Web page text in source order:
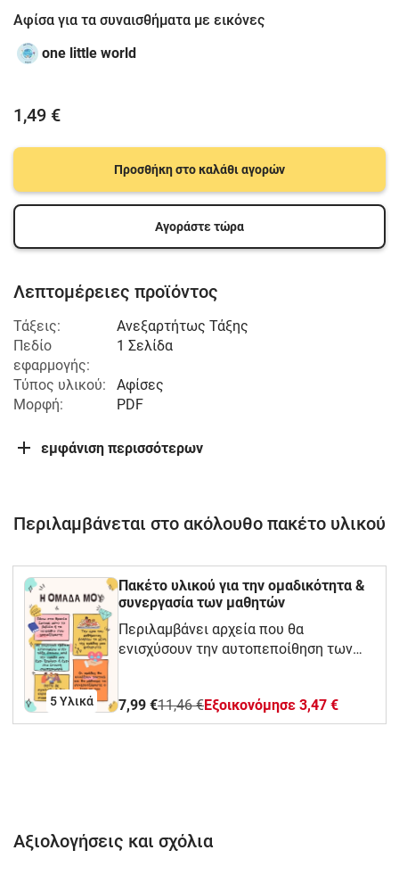
Αφίσα για τα συναισθήματα με εικόνες
one little world
1,49 €
Προσθήκη στο καλάθι αγορών
Αγοράστε τώρα
Λεπτομέρειες προϊόντος
Τάξεις:
Ανεξαρτήτως Τάξης
Πεδίο
εφαρμογής:
1 Σελίδα
Τύπος υλικού:
Αφίσες
Μορφή:
PDF
εμφάνιση περισσότερων
Περιλαμβάνεται στο ακόλουθο πακέτο υλικού
5 Υλικά
Πακέτο υλικού για την ομαδικότητα &
συνεργασία των μαθητών
Περιλαμβάνει αρχεία που θα
ενισχύσουν την αυτοπεποίθηση των
συναισθημάτων👉Συνεργασία &
ομαδικότητα👉Βασικοί κανόνες
7,99 €11,46 €Eξοικονόμησε 3,47 €
Αξιολογήσεις και σχόλια